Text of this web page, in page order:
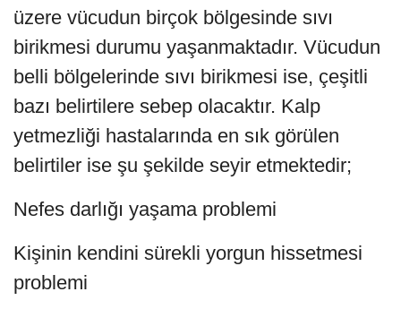
üzere vücudun birçok bölgesinde sıvı
birikmesi durumu yaşanmaktadır. Vücudun
belli bölgelerinde sıvı birikmesi ise, çeşitli
bazı belirtilere sebep olacaktır. Kalp
yetmezliği hastalarında en sık görülen
belirtiler ise şu şekilde seyir etmektedir;
Nefes darlığı yaşama problemi
Kişinin kendini sürekli yorgun hissetmesi
problemi